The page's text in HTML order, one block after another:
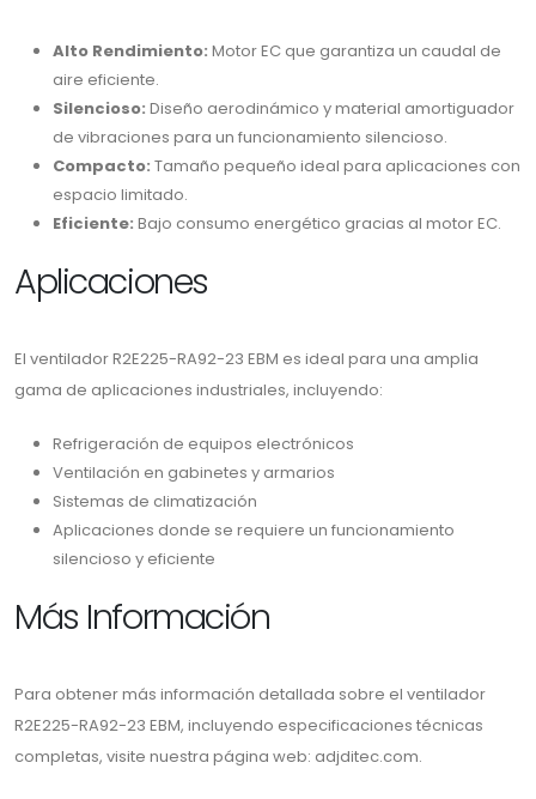
Alto Rendimiento: Motor EC que garantiza un caudal de
aire eficiente.
Silencioso: Diseño aerodinámico y material amortiguador
de vibraciones para un funcionamiento silencioso.
Compacto: Tamaño pequeño ideal para aplicaciones con
espacio limitado.
Eficiente: Bajo consumo energético gracias al motor EC.
Aplicaciones
El ventilador R2E225-RA92-23 EBM es ideal para una amplia
gama de aplicaciones industriales, incluyendo:
Refrigeración de equipos electrónicos
Ventilación en gabinetes y armarios
Sistemas de climatización
Aplicaciones donde se requiere un funcionamiento
silencioso y eficiente
Más Información
Para obtener más información detallada sobre el ventilador
R2E225-RA92-23 EBM, incluyendo especificaciones técnicas
completas, visite nuestra página web: adjditec.com.